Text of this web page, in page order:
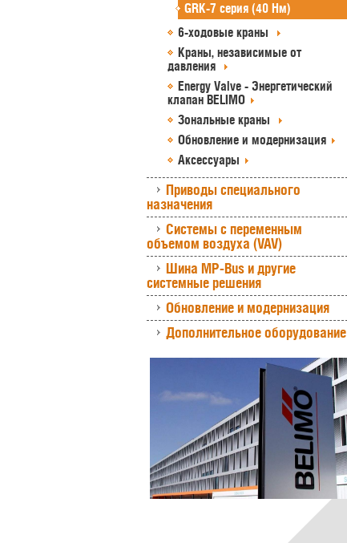
GRK-7 серия (40 Нм)
6-ходовые краны
Краны, независимые от
давления
Energy Valve - Энергетический
клапан BELIMO
Зональные краны
Обновление и модернизация
Аксессуары
Приводы специального
назначения
Системы с переменным
объемом воздуха (VAV)
Шина MP-Bus и другие
системные решения
Обновление и модернизация
Дополнительное оборудование